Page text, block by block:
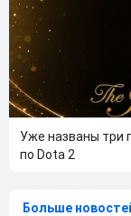
Уже названы три
по Dota 2
Больше